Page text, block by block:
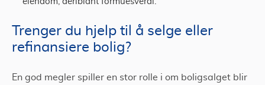
Trenger du hjelp til å selge eller
refinansiere bolig?
En god megler spiller en stor rolle i om boligsalget blir